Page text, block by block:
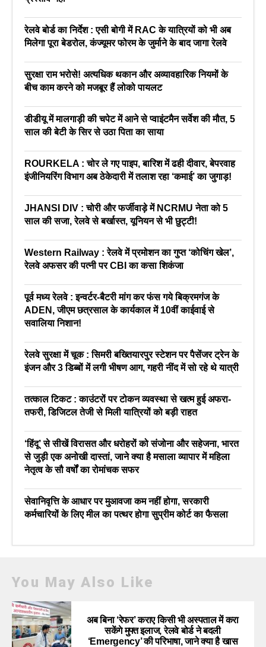
रेलवे बोर्ड का निर्देश : एसी बोगी में RAC के यात्रियों को भी अब
मिलेगा पूरा बेडरोल, कंज्यूमर फोरम के जुर्माने के बाद जागा रेलवे
सुरक्षा राम भरोसे! अत्यधिक थकान और अव्यावहारिक नियमों के
बीच काम करने को मजबूर हैं लोको पायलट
डीडीयू में मालगाड़ी की चपेट में आने से प्वाइंटमैन सर्वेश की मौत, 5
साल की बेटी के सिर से उठा पिता का साया
ROURKELA : चोर ले गए पाइप, बारिश में ढही दीवार, बेपरवाह
इंजीनियरिंग विभाग अब ठेकेदारी में तलाश रहा ‘कमाई’ का जुगाड़!
JHANSI DIV : चोरी और फर्जीवाड़े में NCRMU नेता को 5
साल की सजा, रेलवे से बर्खास्त, यूनियन से भी छुट्टी!
Western Railway : रेलवे में प्रमोशन का गुप्त ‘कोचिंग खेल’,
रेलवे अफसर की पत्नी पर CBI का कसा शिकंजा
पूर्व मध्य रेलवे : इन्वर्टर-बैटरी मांग कर फंस गये बिक्रमगंज के
ADEN, जीएम छत्रसाल के कार्यकाल में 10वीं काईवाई से
सवालिया निशान!
रेलवे सुरक्षा में चूक : सिमरी बख्तियारपुर स्टेशन पर पैसेंजर ट्रेन के
इंजन और 3 डिब्बों में लगी भीषण आग, गहरी नींद में सो रहे थे यात्री
तत्काल टिकट : काउंटरों पर टोकन व्यवस्था से खत्म हुई अफरा-
तफरी, डिजिटल तेजी से मिली यात्रियों को बड़ी राहत
‘हिंदू’ से सीखें विरासत और धरोहरों को संजोना और सहेजना, भारत
से जुड़ी एक अनोखी दास्तां, जाने क्या है मसाला व्यापार में महिला
नेतृत्व के सौ वर्षों का रोमांचक सफर
सेवानिवृत्ति के आधार पर मुआवजा कम नहीं होगा, सरकारी
कर्मचारियों के लिए मील का पत्थर होगा सुप्रीम कोर्ट का फैसला
You May Also Like
अब बिना ‘रेफर’ कराए किसी भी अस्पताल में करा
सकेंगे मुफ्त इलाज, रेलवे बोर्ड ने बदली
‘Emergency’ की परिभाषा, जाने क्या है खास